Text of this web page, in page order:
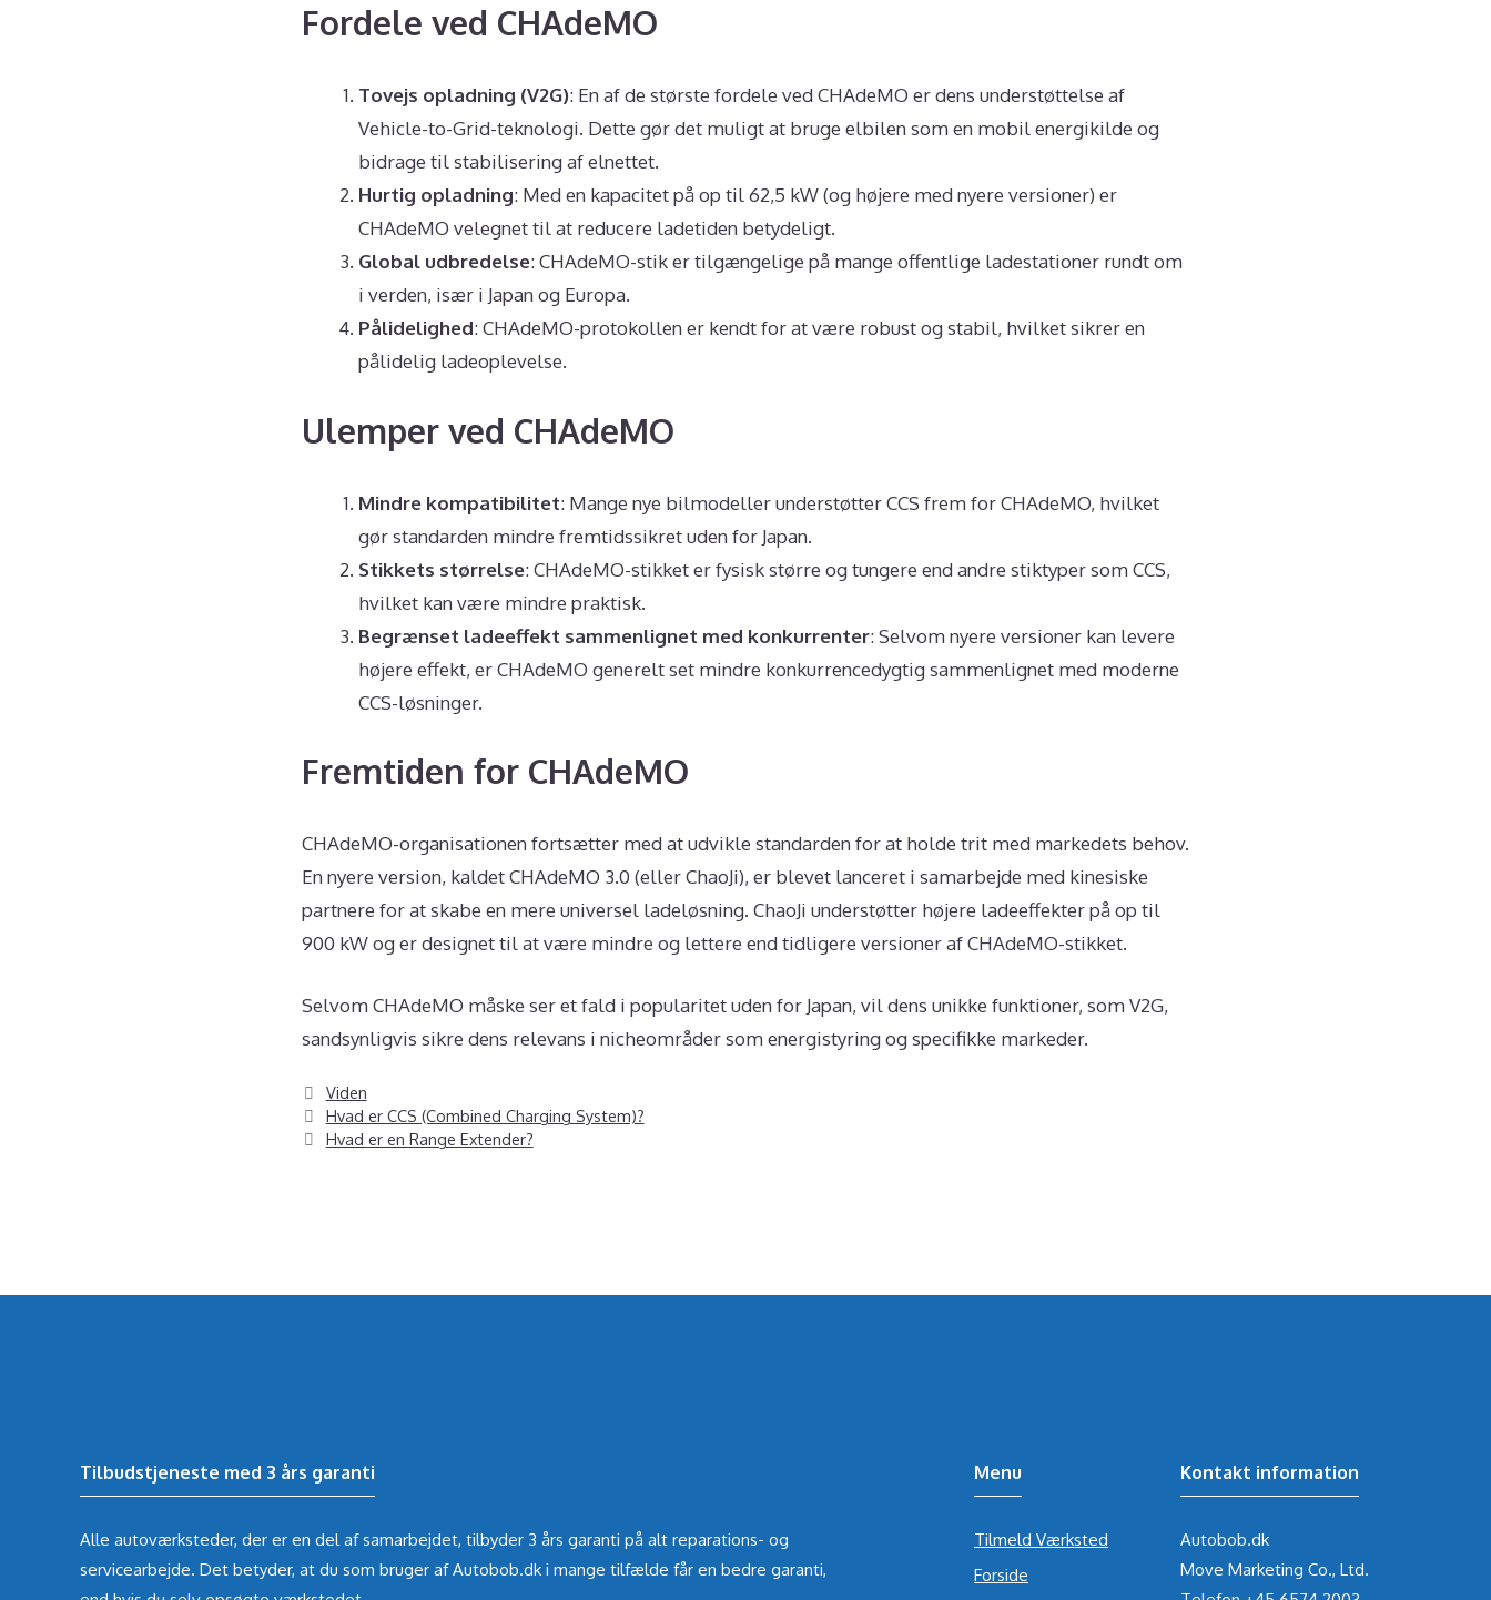
Fordele ved CHAdeMO
Tovejs opladning (V2G): En af de største fordele ved CHAdeMO er dens understøttelse af
Vehicle-to-Grid-teknologi. Dette gør det muligt at bruge elbilen som en mobil energikilde og
bidrage til stabilisering af elnettet.
Hurtig opladning: Med en kapacitet på op til 62,5 kW (og højere med nyere versioner) er
CHAdeMO velegnet til at reducere ladetiden betydeligt.
Global udbredelse: CHAdeMO-stik er tilgængelige på mange offentlige ladestationer rundt om
i verden, især i Japan og Europa.
Pålidelighed: CHAdeMO-protokollen er kendt for at være robust og stabil, hvilket sikrer en
pålidelig ladeoplevelse.
Ulemper ved CHAdeMO
Mindre kompatibilitet: Mange nye bilmodeller understøtter CCS frem for CHAdeMO, hvilket
gør standarden mindre fremtidssikret uden for Japan.
Stikkets størrelse: CHAdeMO-stikket er fysisk større og tungere end andre stiktyper som CCS,
hvilket kan være mindre praktisk.
Begrænset ladeeffekt sammenlignet med konkurrenter: Selvom nyere versioner kan levere
højere effekt, er CHAdeMO generelt set mindre konkurrencedygtig sammenlignet med moderne
CCS-løsninger.
Fremtiden for CHAdeMO
CHAdeMO-organisationen fortsætter med at udvikle standarden for at holde trit med markedets behov.
En nyere version, kaldet CHAdeMO 3.0 (eller ChaoJi), er blevet lanceret i samarbejde med kinesiske
partnere for at skabe en mere universel ladeløsning. ChaoJi understøtter højere ladeeffekter på op til
900 kW og er designet til at være mindre og lettere end tidligere versioner af CHAdeMO-stikket.
Selvom CHAdeMO måske ser et fald i popularitet uden for Japan, vil dens unikke funktioner, som V2G,
sandsynligvis sikre dens relevans i nicheområder som energistyring og specifikke markeder.
Kategorier
Viden
Hvad er CCS (Combined Charging System)?
Hvad er en Range Extender?
Tilbudstjeneste med 3 års garanti
Alle autoværksteder, der er en del af samarbejdet, tilbyder 3 års garanti på alt reparations- og
servicearbejde. Det betyder, at du som bruger af Autobob.dk i mange tilfælde får en bedre garanti,
Menu
Tilmeld Værksted
Forside
Kontakt information
Autobob.dk
Move Marketing Co., Ltd.